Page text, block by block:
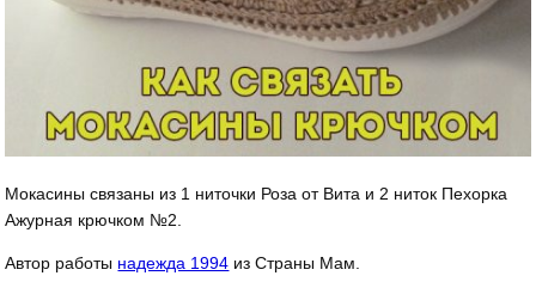
Мокасины связаны из 1 ниточки Роза от Вита и 2 ниток Пехорка
Ажурная крючком №2.
Автор работы надежда 1994 из Страны Мам.